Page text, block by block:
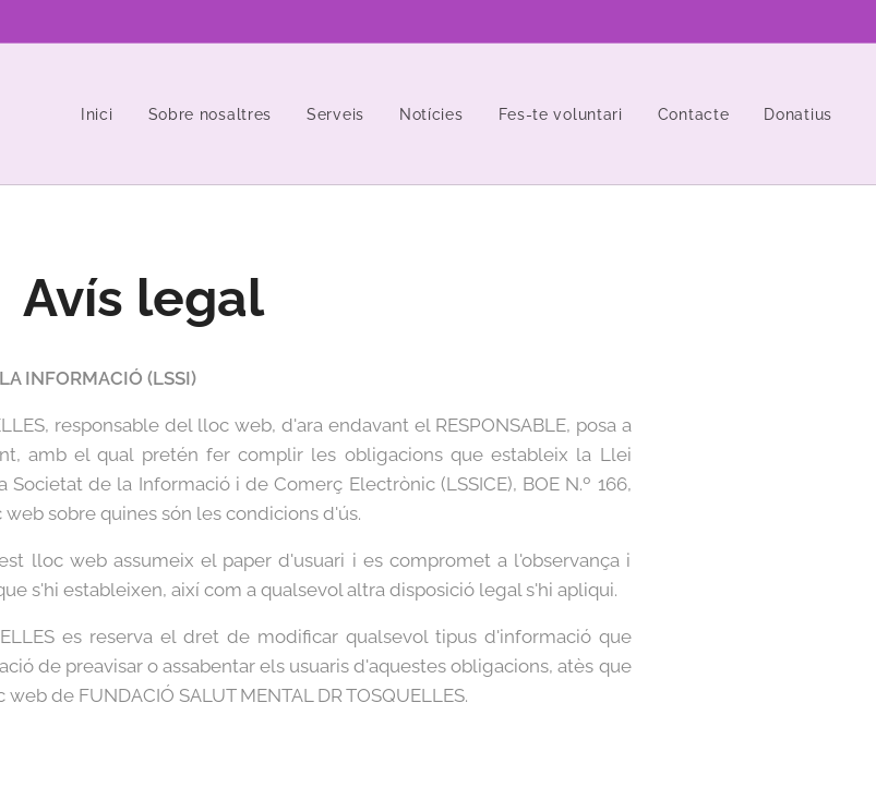
Inici Sobre nosaltres Serveis Notícies Fes-te voluntari Contacte Donatius
Avís legal
INFORMACIÓ (LSSI)
responsable del lloc web, d'ara endavant el RESPONSABLE, posa a
amb el qual pretén fer complir les obligacions que estableix la Llei
de la Informació i de Comerç Electrònic (LSSICE), BOE N.º 166,
sobre quines són les condicions d'ús.
lloc web assumeix el paper d'usuari i es compromet a l'observança i
s'hi estableixen, així com a qualsevol altra disposició legal s'hi apliqui.
es reserva el dret de modificar qualsevol tipus d'informació que
de preavisar o assabentar els usuaris d'aquestes obligacions, atès que
de FUNDACIÓ SALUT MENTAL DR TOSQUELLES.